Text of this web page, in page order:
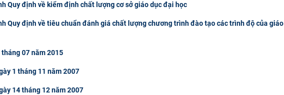
Quy định về kiểm định chất lượng cơ sở giáo dục đại học
Quy định về tiêu chuẩn đánh giá chất lượng chương trình đào tạo các trình độ của giáo
tháng 07 năm 2015
1 tháng 11 năm 2007
14 tháng 12 năm 2007